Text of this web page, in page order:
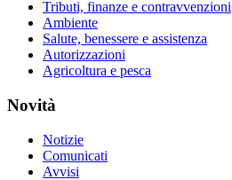
Tributi, finanze e contravvenzioni
Ambiente
Salute, benessere e assistenza
Autorizzazioni
Agricoltura e pesca
Novità
Notizie
Comunicati
Avvisi